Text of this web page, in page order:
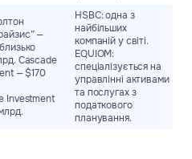
—
Cascade
— $170
Investment
HSBC: одна з
найбільших
компаній у світі.
EQUIOM:
спеціалізується на
управлінні активами
та послугах з
податкового
планування.